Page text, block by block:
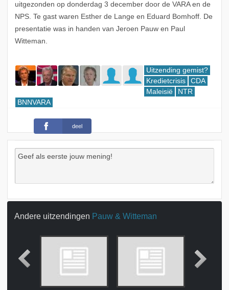
uitgezonden op donderdag 3 december door de VARA en de
NPS. Te gast waren Esther de Lange en Eduard Bomhoff. De
presentatie was in handen van Jeroen Pauw en Paul
Witteman.
Uitzending gemist?
Kredietcrisis
CDA
Maleisië
NTR
BNNVARA
deel
Andere uitzendingen Pauw & Witteman